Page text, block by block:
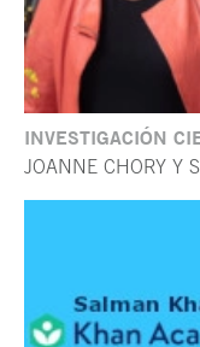
INVESTIGACIÓN
JOANNE CHORY Y